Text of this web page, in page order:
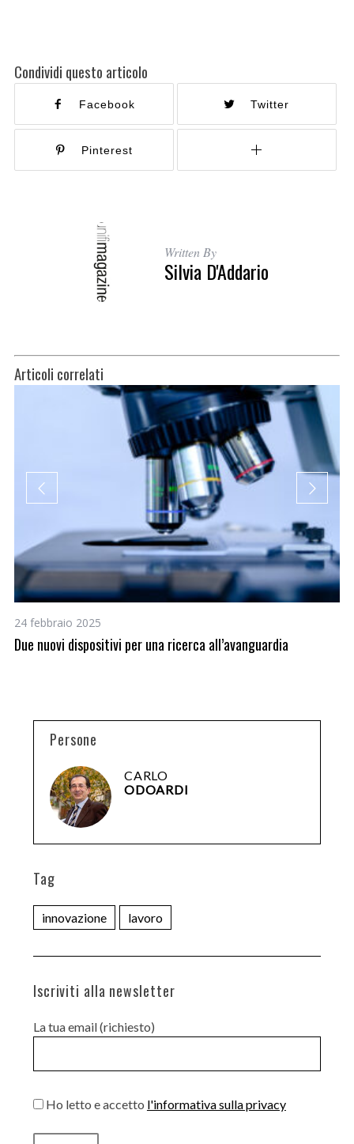
Condividi questo articolo
Facebook Twitter
Pinterest
Written By
Silvia D'Addario
Articoli correlati
24 febbraio 2025
Due nuovi dispositivi per una ricerca all’avanguardia
Persone
CARLO
ODOARDI
Tag
innovazione lavoro
Iscriviti alla newsletter
La tua email (richiesto)
Ho letto e accetto l'informativa sulla privacy